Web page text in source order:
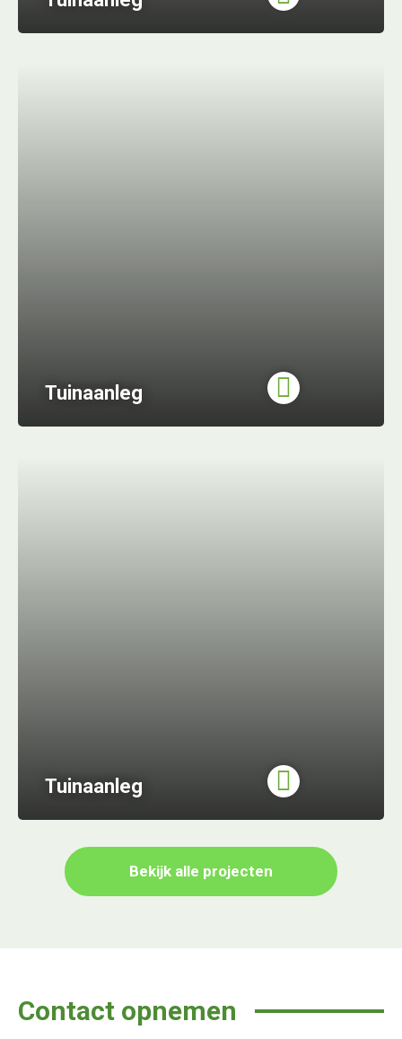
Tuinaanleg
Tuinaanleg
Bekijk alle projecten
Contact opnemen